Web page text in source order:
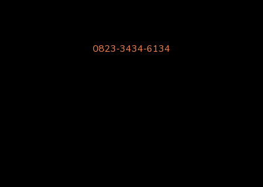
0823-3434-6134